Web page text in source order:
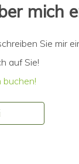
mich
Sie mir
auf Sie!
buchen!